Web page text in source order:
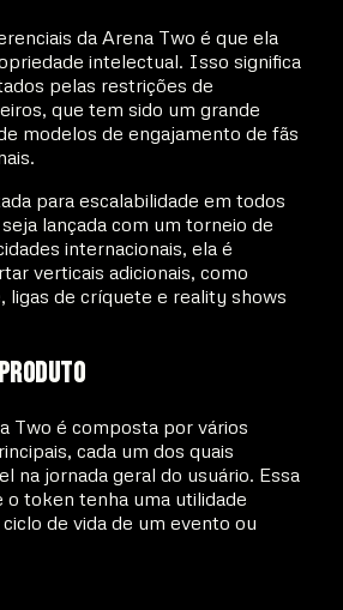
da Arena Two é que ela
intelectual. Isso significa
pelas restrições de
que tem sido um grande
modelos de engajamento de fãs
para escalabilidade em todos
lançada com um torneio de
internacionais, ela é
verticais adicionais, como
ligas de críquete e reality shows
Two é composta por vários
cada um dos quais
na jornada geral do usuário. Essa
token tenha uma utilidade
de vida de um evento ou